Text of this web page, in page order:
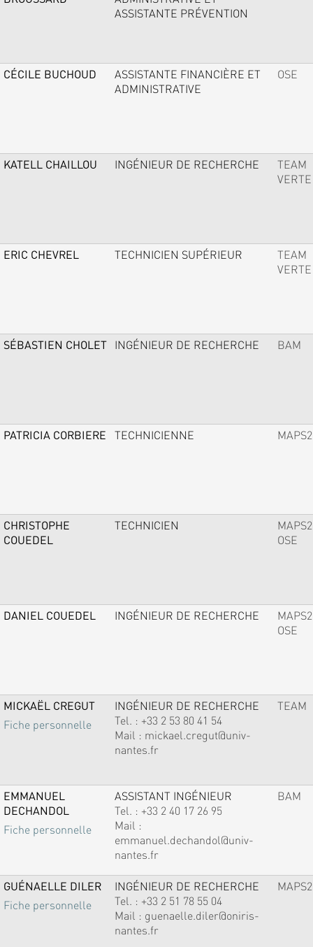
ASSISTANTE PRÉVENTION
CÉCILE BUCHOUD
ASSISTANTE FINANCIÈRE ET
ADMINISTRATIVE
OSE
KATELL CHAILLOU INGÉNIEUR DE RECHERCHE
TEAM
VERTE
ERIC CHEVREL TECHNICIEN SUPÉRIEUR
TEAM
VERTE
SÉBASTIEN CHOLET INGÉNIEUR DE RECHERCHE BAM
PATRICIA CORBIERE TECHNICIENNE MAPS2
CHRISTOPHE
COUEDEL
TECHNICIEN
MAPS2
OSE
DANIEL COUEDEL INGÉNIEUR DE RECHERCHE
MAPS2
OSE
MICKAËL CREGUT
Fiche personnelle
INGÉNIEUR DE RECHERCHE
Tel. : +33 2 53 80 41 54
Mail : mickael.cregut@univ-
nantes.fr
TEAM
EMMANUEL
DECHANDOL
Fiche personnelle
ASSISTANT INGÉNIEUR
Tel. : +33 2 40 17 26 95
Mail :
emmanuel.dechandol@univ-
nantes.fr
BAM
GUÉNAELLE DILER
Fiche personnelle
INGÉNIEUR DE RECHERCHE
Tel. : +33 2 51 78 55 04
Mail : guenaelle.diler@oniris-
nantes.fr
MAPS2